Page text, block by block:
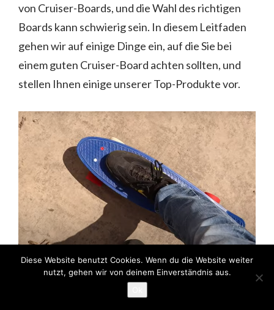
von Cruiser-Boards, und die Wahl des richtigen
Boards kann schwierig sein. In diesem Leitfaden
gehen wir auf einige Dinge ein, auf die Sie bei
einem guten Cruiser-Board achten sollten, und
stellen Ihnen einige unserer Top-Produkte vor.
Auf einem Longboard zu fahren kann eine sehr
angenehme Erfahrung sein. Es ist eine großartige
Diese Website benutzt Cookies. Wenn du die Website weiter
nutzt, gehen wir von deinem Einverständnis aus.